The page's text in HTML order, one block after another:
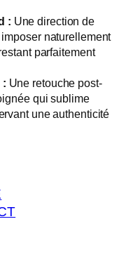
: Une direction de
naturellement
parfaitement
: Une retouche post-
qui sublime
une authenticité